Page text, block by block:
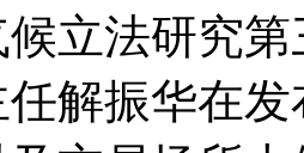
立法研究
解振华在